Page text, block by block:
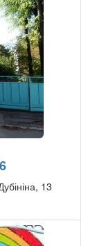
13